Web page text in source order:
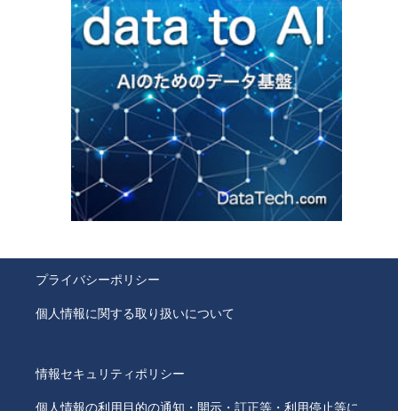
プライバシーポリシー
個人情報に関する取り扱いについて
情報セキュリティポリシー
個人情報の利用目的の通知・開示・訂正等・利用停止等に